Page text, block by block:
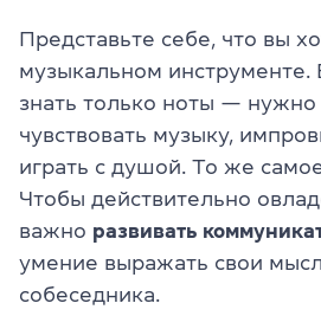
Представьте себе, что вы
музыкальном инструменте.
знать только ноты — нужно
чувствовать музыку,
играть с душой. То же
Чтобы действительно
важно развивать
умение выражать свои
собеседника.